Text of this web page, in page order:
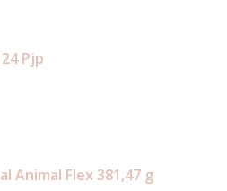
Pjp
Animal Flex 381,47 g